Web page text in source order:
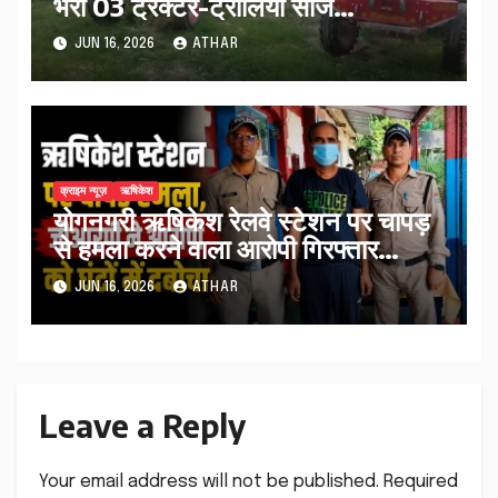
JUN 16, 2026 ATHAR
क्राइम न्यूज़ ऋषिकेश
योगनगरी ऋषिकेश रेलवे स्टेशन पर चापड़
से हमला करने वाला आरोपी गिरफ्तार…
JUN 16, 2026 ATHAR
Leave a Reply
Your email address will not be published. Required